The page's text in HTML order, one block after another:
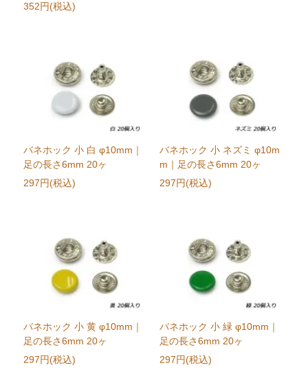
352円(税込)
バネホック 小 白 φ10mm｜
足の長さ6mm 20ヶ
297円(税込)
バネホック 小 ネズミ φ10m
m｜足の長さ6mm 20ヶ
297円(税込)
バネホック 小 黄 φ10mm｜
足の長さ6mm 20ヶ
297円(税込)
バネホック 小 緑 φ10mm｜
足の長さ6mm 20ヶ
297円(税込)